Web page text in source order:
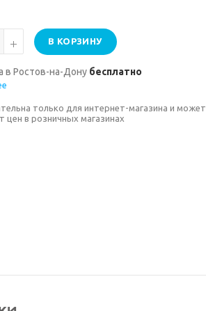
В КОРЗИНУ
вРостов-на-Дону бесплатно
только для интернет-магазина и может
цен в розничных магазинах